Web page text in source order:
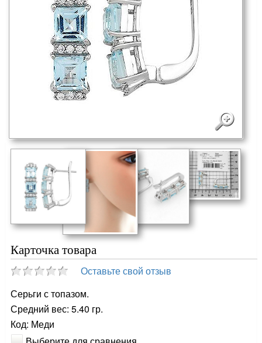
Карточка товара
Оставьте свой отзыв
Серьги с топазом.
Средний вес: 5.40 гр.
Код: Меди